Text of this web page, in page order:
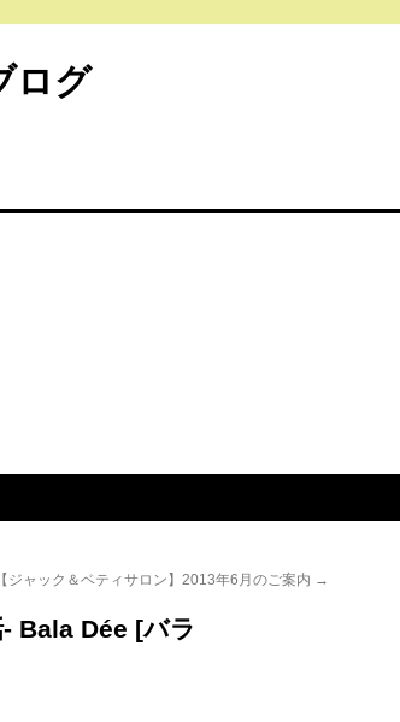
ログ
【ジャック＆ベティサロン】2013年6月のご案内 →
Bala Dée [バラ